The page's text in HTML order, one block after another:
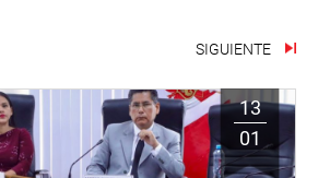
SIGUIENTE
13
01